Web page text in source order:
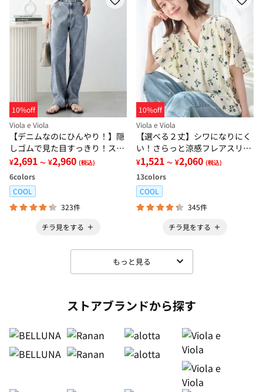
10%off
Viola e Viola
【デニムなのにひんやり！】隠
しゴムで見た目すっきり！スト
レッチ楽ちんデニム
¥2,691 ～ ¥2,960 (税込)
6colors
COOL
323件
チラ見をする
10%off
Viola e Viola
【選べる２丈】シワになりにく
い！さらっと涼感フレアスリー
ブブラウス
¥1,521 ～ ¥2,060 (税込)
13colors
COOL
345件
チラ見をする
もっと見る
ストアブランドから探す